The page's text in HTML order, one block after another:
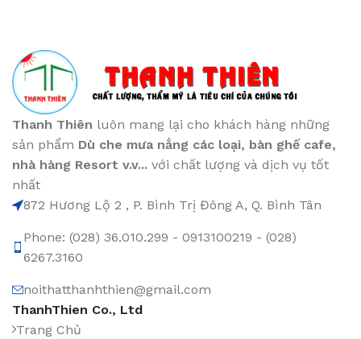
Thanh Thiên luôn mang lại cho khách hàng những
sản phẩm Dù che mưa nắng các loại, bàn ghế cafe,
nhà hàng Resort v.v... với chất lượng và dịch vụ tốt
nhất
872 Hương Lộ 2 , P. Bình Trị Đông A, Q. Bình Tân
Phone: (028) 36.010.299 - 0913100219 - (028)
6267.3160
noithatthanhthien@gmail.com
ThanhThien Co., Ltd
Trang Chủ